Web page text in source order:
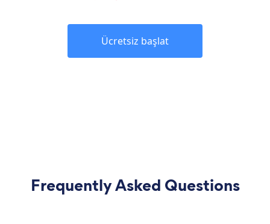
Ücretsiz başlat
Frequently Asked Questions